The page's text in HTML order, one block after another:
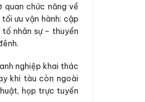
chức năng về
ưu vận hành: cập
nhân sự – thuyền
nghiệp khai thác
khi tàu còn ngoài
họp trực tuyến